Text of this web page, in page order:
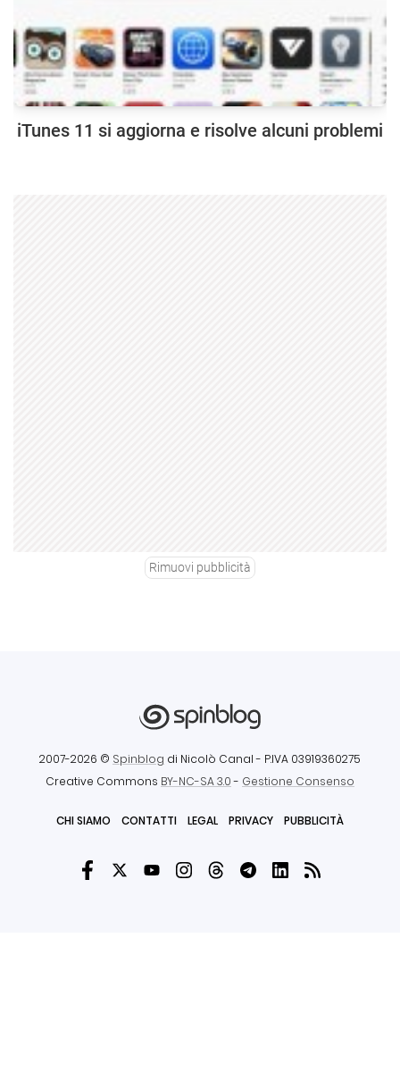
iTunes 11 si aggiorna e risolve alcuni problemi
Rimuovi pubblicità
2007-2026 © Spinblog di Nicolò Canal - P.IVA 03919360275
Creative Commons BY-NC-SA 3.0- Gestione Consenso
CHI SIAMO CONTATTI LEGAL PRIVACY PUBBLICITÀ